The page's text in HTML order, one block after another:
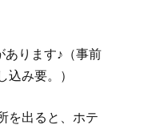
あります♪（事前
込み要。）
を出ると、ホテ